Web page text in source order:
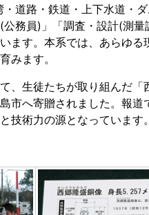
道路・鉄道・上下水道・ダ
務員)」「調査・設計(測
ます。本系では、あらゆ
みます。
、生徒たちが取り組んだ
市へ寄贈されました。報
技術力の源となっています。